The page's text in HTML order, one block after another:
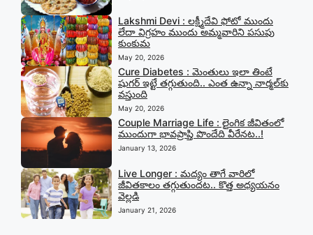
Lakshmi Devi : లక్ష్మీదేవి ఫోటో ముందు
లేదా విగ్రహం ముందు అమ్మవారిని పసుపు
కుంకుమ
May 20, 2026
Cure Diabetes : మెంతులు ఇలా తింటే
షుగర్ ఇట్టే తగ్గుతుంది.. ఎంత ఉన్నా నార్మల్‍కు
వస్తుంది
May 20, 2026
Couple Marriage Life : లైంగిక జీవితంలో
ముందుగా భావప్రాప్తి పొందేది వీరేనట..!
January 13, 2026
Live Longer : మద్యం తాగే వారిలో
జీవితకాలం తగ్గుతుందట.. కొత్త అధ్యయనం
వెల్లడి
January 21, 2026